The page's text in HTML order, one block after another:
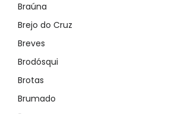
Braúna
Brejo do Cruz
Breves
Brodósqui
Brotas
Brumado